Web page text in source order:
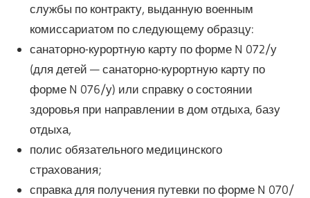
службы по контракту, выданную военным
комиссариатом по следующему образцу:
санаторно-курортную карту по форме N 072/у
(для детей — санаторно-курортную карту по
форме N 076/у) или справку о состоянии
здоровья при направлении в дом отдыха, базу
отдыха,
полис обязательного медицинского
страхования;
справка для получения путевки по форме N 070/